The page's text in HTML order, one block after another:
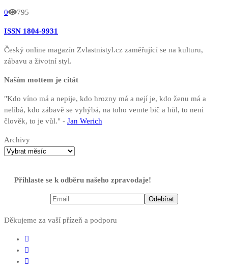
0 795
ISSN 1804-9931
Český online magazín Zvlastnistyl.cz zaměřující se na kulturu,
zábavu a životní styl.
Naším mottem je citát
"Kdo víno má a nepije, kdo hrozny má a nejí je, kdo ženu má a
nelíbá, kdo zábavě se vyhýbá, na toho vemte bič a hůl, to není
člověk, to je vůl." - Jan Werich
Archivy
Přihlaste se k odběru našeho zpravodaje!
Děkujeme za vaší přízeň a podporu